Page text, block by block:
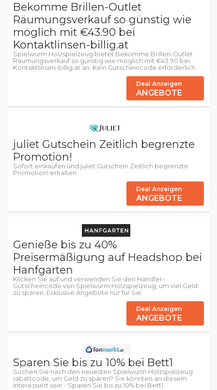
Bekomme Brillen-Outlet
Räumungsverkauf so günstig wie
möglich mit €43.90 bei
Kontaktlinsen-billig.at
Spielwurm Holzspielzeug bietet Bekomme Brillen-Outlet
Räumungsverkauf so günstig wie möglich mit €43.90 bei
Kontaktlinsen-billig.at an. Kein Gutscheincode erforderlich.
Deal Anzeigen
ANGEBOTE
juliet Gutschein Zeitlich begrenzte
Promotion!
Sofort einkaufen und juliet Gutschein Zeitlich begrenzte
Promotion! erhalten .
Deal Anzeigen
ANGEBOTE
Genieße bis zu 40%
Preisermäßigung auf Headshop bei
Hanfgarten
Klicken Sie auf und verwenden Sie den Händler-
Gutscheincode von Spielwurm Holzspielzeug, um viel Geld
zu sparen. Exklusive Angebote nur für Sie.
Deal Anzeigen
ANGEBOTE
Sparen Sie bis zu 10% bei Bett1
Suchen Sie nach den neuesten Spielwurm Holzspielzeug
rabattcode, um Geld zu sparen? Sie könnten an diesem
interessiert sein - Sparen Sie bis zu 10% bei Bett1.